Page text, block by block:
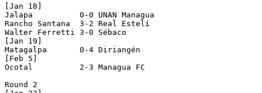
[Jan 18]
Jalapa          0-0 UNAN Managua
Rancho Santana  3-2 Real Estelí
Walter Ferretti 3-0 Sébaco
[Jan 19]
Matagalpa       0-4 Diriangén
[Feb 5]
Ocotal          2-3 Managua FC
Round 2